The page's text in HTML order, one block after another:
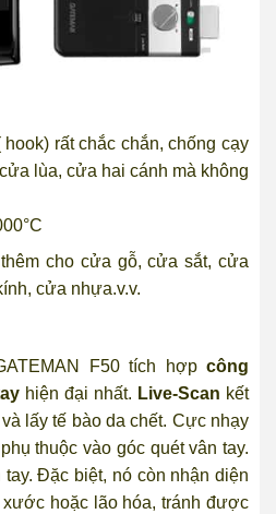
rất chắc chắn, chống cạy
lùa, cửa hai cánh mà không
cho cửa gỗ, cửa sắt, cửa
cửa nhựa.v.v.
F50 tích hợpcông
hiện đại nhất. Live-Scan kết
lấy tế bào da chết. Cực nhạy
thuộc vào góc quét vân tay.
Đặc biệt, nó còn nhận diện
hoặc lão hóa, tránh được